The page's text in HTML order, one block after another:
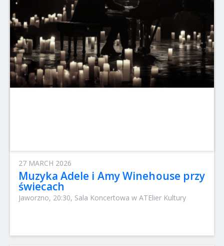
27 MARCH 2026
Muzyka Adele i Amy Winehouse przy
świecach
Jaworzno, 20:30, Sala Koncertowa w ATElier Kultury